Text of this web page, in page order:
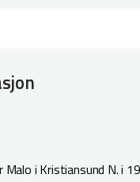
i Kristiansund N. i